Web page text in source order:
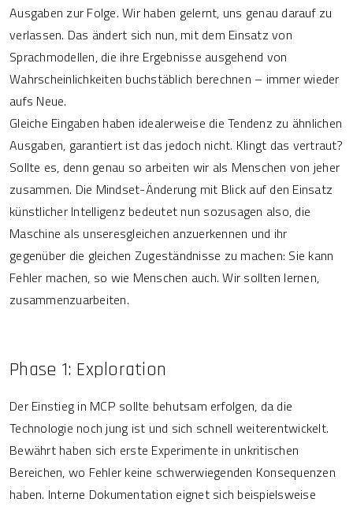
Ausgaben zur Folge. Wir haben gelernt, uns genau darauf zu
verlassen. Das ändert sich nun, mit dem Einsatz von
Sprachmodellen, die ihre Ergebnisse ausgehend von
Wahrscheinlichkeiten buchstäblich berechnen – immer wieder
aufs Neue.
Gleiche Eingaben haben idealerweise die Tendenz zu ähnlichen
Ausgaben, garantiert ist das jedoch nicht. Klingt das vertraut?
Sollte es, denn genau so arbeiten wir als Menschen von jeher
zusammen. Die Mindset-Änderung mit Blick auf den Einsatz
künstlicher Intelligenz bedeutet nun sozusagen also, die
Maschine als unseresgleichen anzuerkennen und ihr
gegenüber die gleichen Zugeständnisse zu machen: Sie kann
Fehler machen, so wie Menschen auch. Wir sollten lernen,
zusammenzuarbeiten.
Phase 1: Exploration
Der Einstieg in MCP sollte behutsam erfolgen, da die
Technologie noch jung ist und sich schnell weiterentwickelt.
Bewährt haben sich erste Experimente in unkritischen
Bereichen, wo Fehler keine schwerwiegenden Konsequenzen
haben. Interne Dokumentation eignet sich beispielsweise